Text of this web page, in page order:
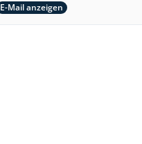
E-Mail anzeigen